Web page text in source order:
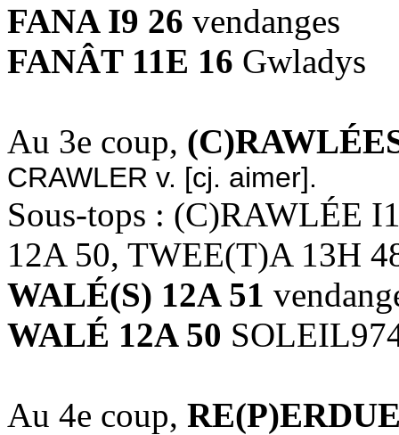
FANA I9 26 vendanges
FANÂT 11E 16 Gwladys
Au 3e coup,
CRAWLER v. [cj. aimer].
Sous-tops : (C)RAWLÉE
12A 50, TWEE(T)A 13H
WALÉ(S) 12A 51
WALÉ 12A 50
Au 4e coup,